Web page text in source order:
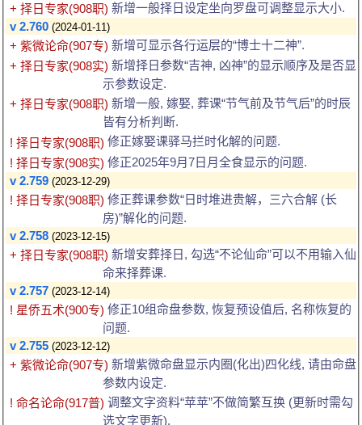
+ 择日专家(908职) 新增一般择日设定坐向罗盘可调整显示大小.
v 2.760 (2024-01-11)
+ 紫微论命(907专) 新增可显示各行运层的“博士十二神”.
+ 择日专家(908实) 新增择日参数“吉神, 凶神”的显示顺序及是否显
示参数设定.
+ 择日专家(908职) 新增一般, 嫁娶, 葬课“节气前及节气后”的时辰
皆有分析判断.
! 择日专家(908职) 修正嫁娶课驿马拦时化解的问题.
! 择日专家(908实) 修正2025年9月7日月全食显示的问题.
v 2.759 (2023-12-29)
! 择日专家(908职) 修正葬课参数“日时堆进贵解，三六合解 (长
房)”解化的问题.
v 2.758 (2023-12-15)
+ 择日专家(908职) 新增安葬择日, 勾选“不论仙命”可以不用输入仙
命来择葬课.
v 2.757 (2023-12-14)
! 星侨五术(900专) 修正10组命盘参数, 恢复预设值后, 名称恢复的
问题.
v 2.755 (2023-12-12)
+ 紫微论命(907专) 新增紫微命盘显示内圈(化出)四化线, 请由命盘
参数内设定.
! 命名论命(917普) 调整文字资料“苹苹”不做简繁互换 (更新时需勾
选文字更新).